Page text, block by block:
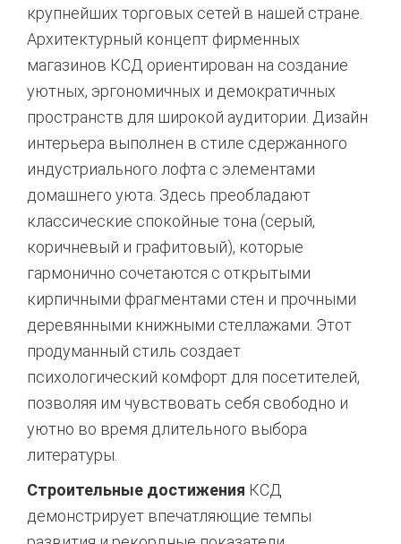
крупнейших торговых сетей в нашей стране.
Архитектурный концепт фирменных
магазинов КСД ориентирован на создание
уютных, эргономичных и демократичных
пространств для широкой аудитории. Дизайн
интерьера выполнен в стиле сдержанного
индустриального лофта с элементами
домашнего уюта. Здесь преобладают
классические спокойные тона (серый,
коричневый и графитовый), которые
гармонично сочетаются с открытыми
кирпичными фрагментами стен и прочными
деревянными книжными стеллажами. Этот
продуманный стиль создает
психологический комфорт для посетителей,
позволяя им чувствовать себя свободно и
уютно во время длительного выбора
литературы.
Строительные достижения КСД
демонстрирует впечатляющие темпы